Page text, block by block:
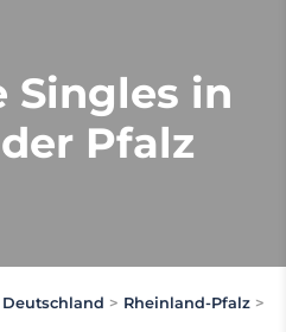
Singles in
Pfalz
> Rheinland-Pfalz >